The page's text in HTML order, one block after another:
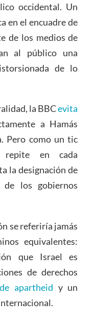
occidental. Un
en el encuadre de
de los medios de
al público una
de lo
la BBCevita
a Hamás
Pero como un tic
repite en cada
la designación de
los gobiernos
se referiría jamás
equivalentes:
que Israel es
de derechos
apartheid y un